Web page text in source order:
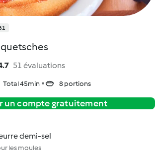
51 évaluations
Total 45min 8 portions
un compte gratuitement
demi-sel
les moules